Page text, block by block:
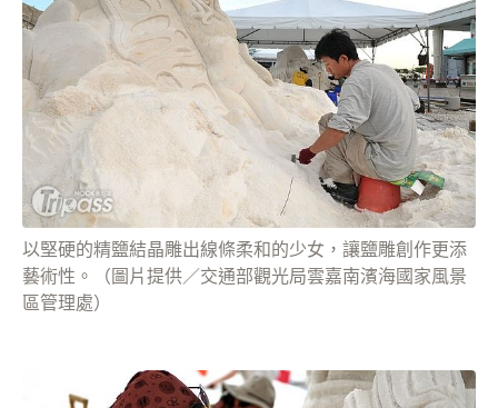
以堅硬的精鹽結晶雕出線條柔和的少女，讓鹽雕創作更添
藝術性。（圖片提供／交通部觀光局雲嘉南濱海國家風景
區管理處）